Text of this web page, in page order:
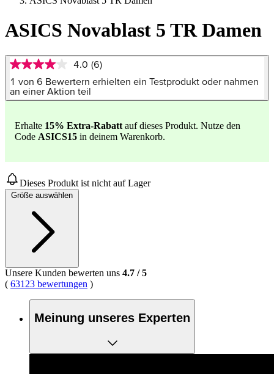
ASICS Novablast 5 TR Damen
4.0
von
5
Sternen,
Bewertung.
Read
auf
derselben
Seite.
4.0 (6)
1 von 6 Bewertern erhielten ein Testprodukt oder nahmen
an einer Aktion teil
Erhalte 15% Extra-Rabatt auf dieses Produkt. Nutze den
Code ASICS15 in deinem Warenkorb.
Dieses Produkt ist nicht auf Lager
Größe auswählen
Unsere Kunden bewerten uns 4.7 /5
( 63123 bewertungen )
Meinung unseres Experten